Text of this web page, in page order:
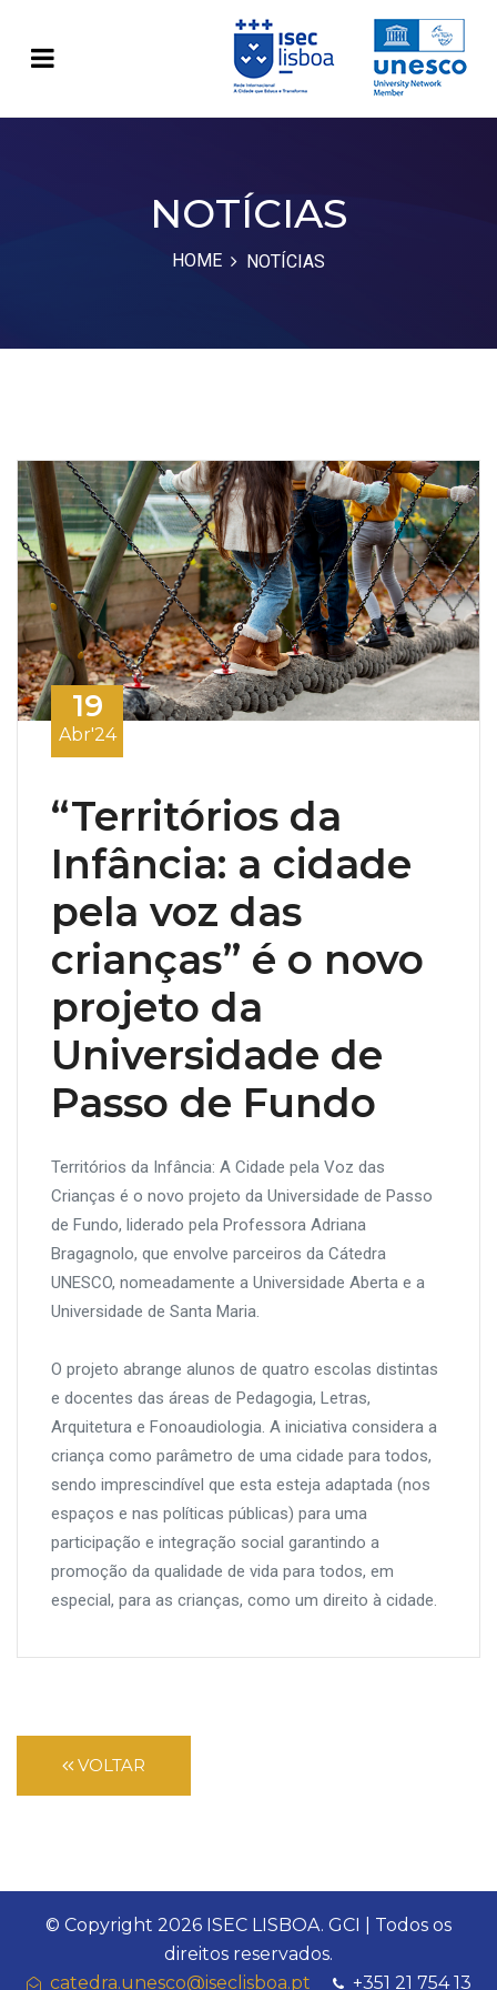
NOTÍCIAS
HOME NOTÍCIAS
19
Abr'24
“Territórios da
Infância: a cidade
pela voz das
crianças” é o novo
projeto da
Universidade de
Passo de Fundo
Territórios da Infância: A Cidade pela Voz das
Crianças é o novo projeto da Universidade de Passo
de Fundo, liderado pela Professora Adriana
Bragagnolo, que envolve parceiros da Cátedra
UNESCO, nomeadamente a Universidade Aberta e a
Universidade de Santa Maria.
O projeto abrange alunos de quatro escolas distintas
e docentes das áreas de Pedagogia, Letras,
Arquitetura e Fonoaudiologia. A iniciativa considera a
criança como parâmetro de uma cidade para todos,
sendo imprescindível que esta esteja adaptada (nos
espaços e nas políticas públicas) para uma
participação e integração social garantindo a
promoção da qualidade de vida para todos, em
especial, para as crianças, como um direito à cidade.
VOLTAR
© Copyright 2026 ISEC LISBOA. GCI | Todos os
direitos reservados.
catedra.unesco@iseclisboa.pt
+351 21 754 13